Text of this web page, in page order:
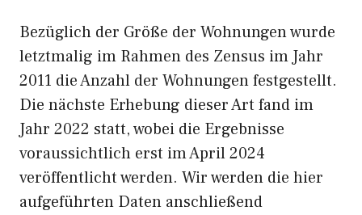
Bezüglich der Größe der Wohnungen wurde
letztmalig im Rahmen des Zensus im Jahr
2011 die Anzahl der Wohnungen festgestellt.
Die nächste Erhebung dieser Art fand im
Jahr 2022 statt, wobei die Ergebnisse
voraussichtlich erst im April 2024
veröffentlicht werden. Wir werden die hier
aufgeführten Daten anschließend